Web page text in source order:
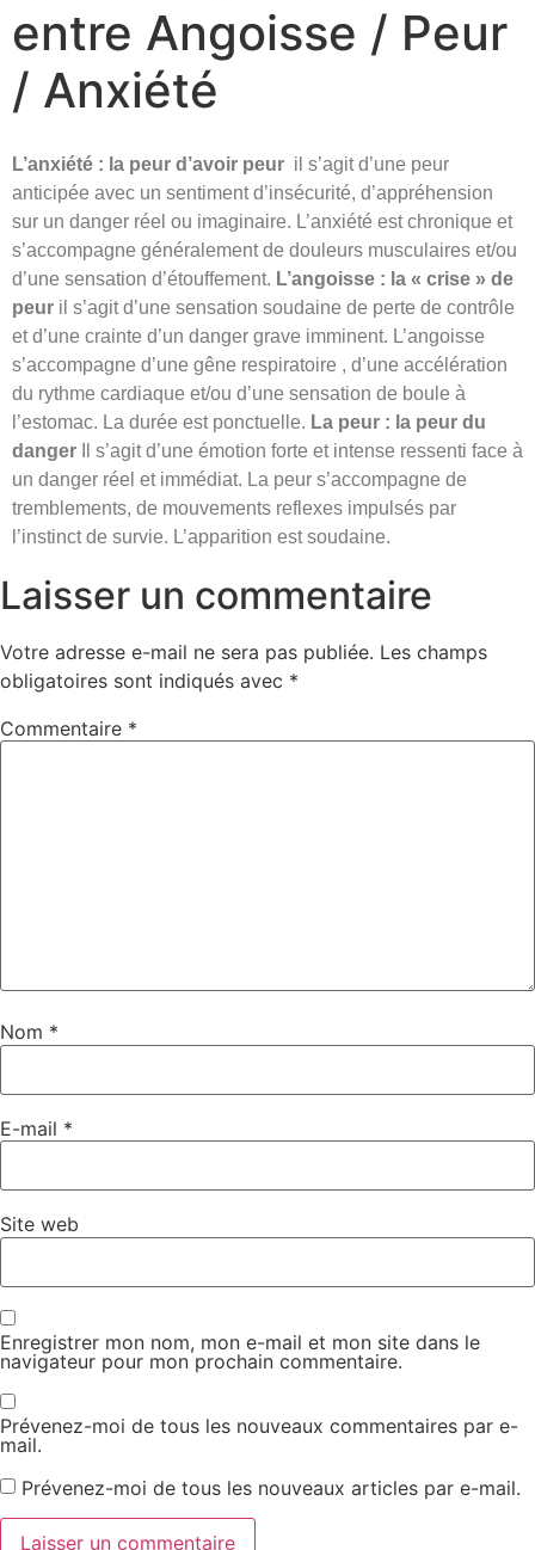
entre Angoisse / Peur
/ Anxiété
L’anxiété : la peur d’avoir peur il s’agit d’une peur
anticipée avec un sentiment d’insécurité, d’appréhension
sur un danger réel ou imaginaire. L’anxiété est chronique et
s’accompagne généralement de douleurs musculaires et/ou
d’une sensation d’étouffement. L’angoisse : la « crise » de
peur il s’agit d’une sensation soudaine de perte de contrôle
et d’une crainte d’un danger grave imminent. L’angoisse
s’accompagne d’une gêne respiratoire , d’une accélération
du rythme cardiaque et/ou d’une sensation de boule à
l’estomac. La durée est ponctuelle. La peur : la peur du
danger Il s’agit d’une émotion forte et intense ressenti face à
un danger réel et immédiat. La peur s’accompagne de
tremblements, de mouvements reflexes impulsés par
l’instinct de survie. L’apparition est soudaine.
Laisser un commentaire
Votre adresse e-mail ne sera pas publiée. Les champs
obligatoires sont indiqués avec *
Commentaire *
Nom *
E-mail *
Site web
Enregistrer mon nom, mon e-mail et mon site dans le
navigateur pour mon prochain commentaire.
Prévenez-moi de tous les nouveaux commentaires par e-
mail.
Prévenez-moi de tous les nouveaux articles par e-mail.